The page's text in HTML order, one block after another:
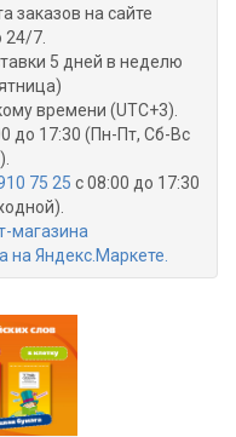
заказов на сайте
24/7.
5 дней в неделю
времени (UTC+3).
до 17:30 (Пн-Пт, Сб-Вс
75 25 с 08:00 до 17:30
магазина